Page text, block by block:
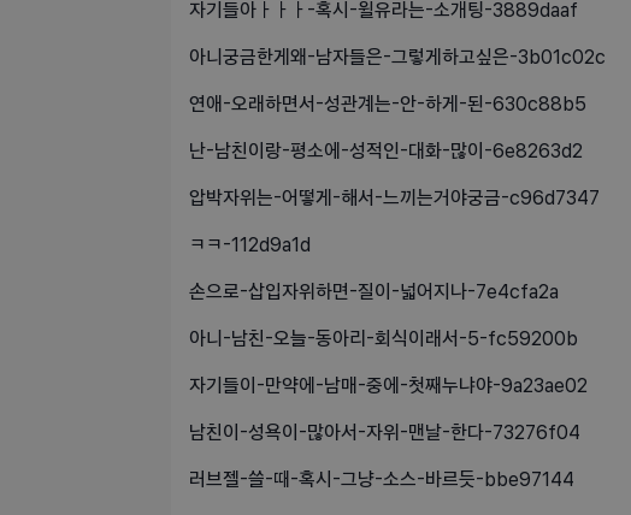
자기들아ㅏㅏㅏ-혹시-윌유라는-소개팅-3889daaf
아니궁금한게왜-남자들은-그렇게하고싶은-3b01c02c
연애-오래하면서-성관계는-안-하게-된-630c88b5
난-남친이랑-평소에-성적인-대화-많이-6e8263d2
압박자위는-어떻게-해서-느끼는거야궁금-c96d7347
ㅋㅋ-112d9a1d
손으로-삽입자위하면-질이-넓어지나-7e4cfa2a
아니-남친-오늘-동아리-회식이래서-5-fc59200b
자기들이-만약에-남매-중에-첫째누냐야-9a23ae02
남친이-성욕이-많아서-자위-맨날-한다-73276f04
러브젤-쓸-때-혹시-그냥-소스-바르듯-bbe97144